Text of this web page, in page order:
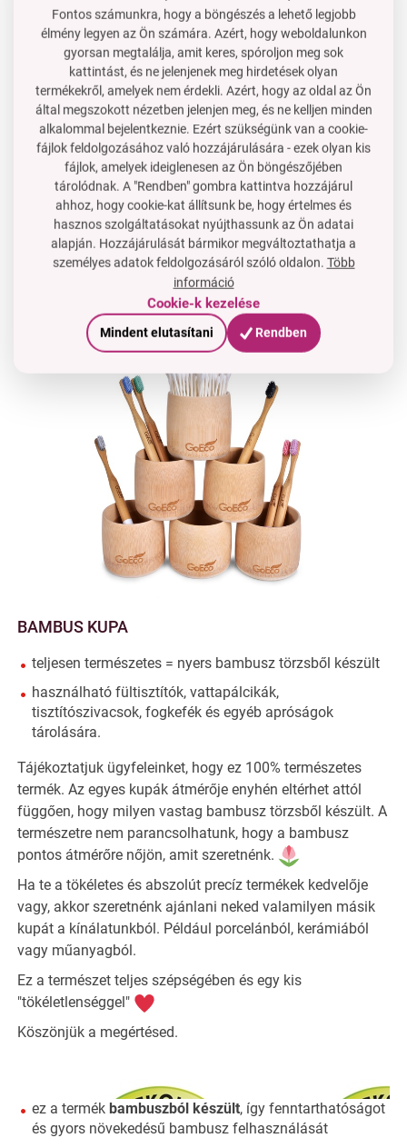
Csak nedves ronggyal ajánlott törölni – a természetes
szépség megőrzése érdekében.
MINDENDARABEGYEDI!
Átmérőabambusz pálcák
magasságátólfüggően
változik!
BAMBUS KUPA
teljesen természetes = nyers bambusz törzsből készült
használható fültisztítók, vattapálcikák,
tisztítószivacsok, fogkefék és egyéb apróságok
tárolására.
Tájékoztatjuk ügyfeleinket, hogy ez 100% természetes
termék. Az egyes kupák átmérője enyhén eltérhet attól
függően, hogy milyen vastag bambusz törzsből készült. A
természetre nem parancsolhatunk, hogy a bambusz
pontos átmérőre nőjön, amit szeretnénk.
Ha te a tökéletes és abszolút precíz termékek kedvelője
vagy, akkor szeretnénk ajánlani neked valamilyen másik
kupát a kínálatunkból. Például porcelánból, kerámiából
vagy műanyagból.
Ez a természet teljes szépségében és egy kis
"tökéletlenséggel"
Köszönjük a megértésed.
ez a termék bambuszból készült, így fenntarthatóságot
és gyors növekedésű bambusz felhasználását
Fontos számunkra, hogy a böngészés a lehető legjobb
élmény legyen az Ön számára. Azért, hogy weboldalunkon
gyorsan megtalálja, amit keres, spóroljon meg sok
kattintást, és ne jelenjenek meg hirdetések olyan
termékekről, amelyek nem érdekli. Azért, hogy az oldal az Ön
által megszokott nézetben jelenjen meg, és ne kelljen minden
alkalommal bejelentkeznie. Ezért szükségünk van a cookie-
fájlok feldolgozásához való hozzájárulására - ezek olyan kis
fájlok, amelyek ideiglenesen az Ön böngészőjében
tárolódnak. A "Rendben" gombra kattintva hozzájárul
ahhoz, hogy cookie-kat állítsunk be, hogy értelmes és
hasznos szolgáltatásokat nyújthassunk az Ön adatai
alapján. Hozzájárulását bármikor megváltoztathatja a
személyes adatok feldolgozásáról szóló oldalon. Több
információ
Cookie-k kezelése
Mindent elutasítani Rendben